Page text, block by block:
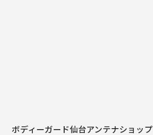
ボディーガード仙台アンテナショップ